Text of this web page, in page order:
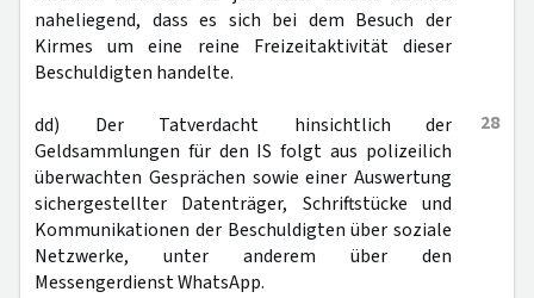
naheliegend, dass es sich bei dem Besuch der
Kirmes um eine reine Freizeitaktivität dieser
Beschuldigten handelte.
28
dd) Der Tatverdacht hinsichtlich der
Geldsammlungen für den IS folgt aus polizeilich
überwachten Gesprächen sowie einer Auswertung
sichergestellter Datenträger, Schriftstücke und
Kommunikationen der Beschuldigten über soziale
Netzwerke, unter anderem über den
Messengerdienst WhatsApp.